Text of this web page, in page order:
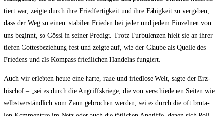
tiert war, zeig­te durch ihre Fried­fer­tig­keit und ihre Fähig­keit zu ver­ge­ben,
dass der Weg zu einem sta­bi­len Frie­den bei jeder und jedem Ein­zel­nen von
uns beginnt, so Gössl in sei­ner Pre­digt. Trotz Tur­bu­len­zen hielt sie an ihrer
tie­fen Got­tes­be­zie­hung fest und zeig­te auf, wie der Glau­be als Quel­le des
Frie­dens und als Kom­pass fried­li­chen Han­delns fungiert.
Auch wir erleb­ten heu­te eine har­te, raue und fried­lo­se Welt, sag­te der Erz­
bi­schof – „sei es durch die Angriffs­krie­ge, die von ver­schie­de­nen Sei­ten wie
selbst­ver­ständ­lich vom Zaun gebro­chen wer­den, sei es durch die oft bru­ta­